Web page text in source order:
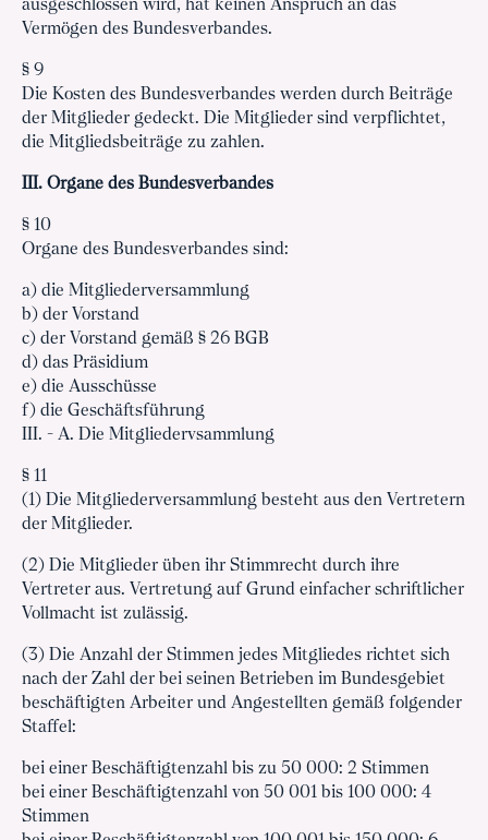
ausgeschlossen wird, hat keinen Anspruch an das
Vermögen des Bundesverbandes.
§ 9
Die Kosten des Bundesverbandes werden durch Beiträge
der Mitglieder gedeckt. Die Mitglieder sind verpflichtet,
die Mitgliedsbeiträge zu zahlen.
III. Organe des Bundesverbandes
§ 10
Organe des Bundesverbandes sind:
a) die Mitgliederversammlung
b) der Vorstand
c) der Vorstand gemäß § 26 BGB
d) das Präsidium
e) die Ausschüsse
f) die Geschäftsführung
III. - A. Die Mitgliedervsammlung
§ 11
(1) Die Mitgliederversammlung besteht aus den Vertretern
der Mitglieder.
(2) Die Mitglieder üben ihr Stimmrecht durch ihre
Vertreter aus. Vertretung auf Grund einfacher schriftlicher
Vollmacht ist zulässig.
(3) Die Anzahl der Stimmen jedes Mitgliedes richtet sich
nach der Zahl der bei seinen Betrieben im Bundesgebiet
beschäftigten Arbeiter und Angestellten gemäß folgender
Staffel:
bei einer Beschäftigtenzahl bis zu 50 000: 2 Stimmen
bei einer Beschäftigtenzahl von 50 001 bis 100 000: 4
Stimmen